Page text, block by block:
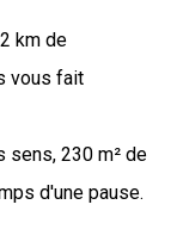
km de
vous fait
sens, 230 m² de
d'une pause.